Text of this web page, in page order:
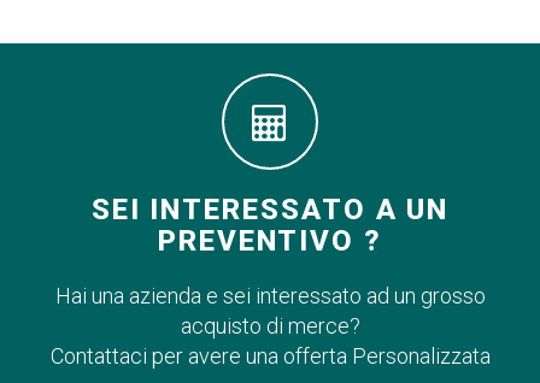
SEI INTERESSATO A UN
PREVENTIVO ?
Hai una azienda e sei interessato ad un grosso
acquisto di merce?
Contattaci per avere una offerta Personalizzata